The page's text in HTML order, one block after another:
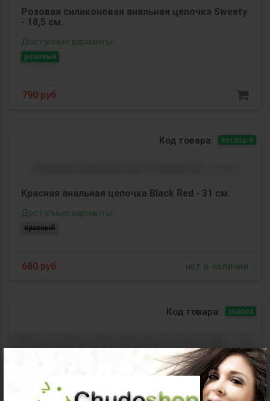
×
Розовая силиконовая анальная цепочка Sweety
- 18,5 см.
Доступные варианты:
розовый
790 руб.
Код товара: 901302-9
Красная анальная цепочка Black Red - 31 см.
Доступные варианты:
красный
680 руб. нет в наличии
Код товара: 356003
Мятная силиконовая анальная цепочка Froggy -
27,4 см.